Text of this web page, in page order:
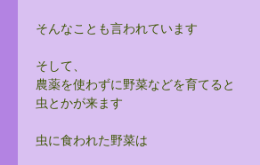
そんなことも言われています
そして、
農薬を使わずに野菜などを育てると
虫とかが来ます
虫に食われた野菜は